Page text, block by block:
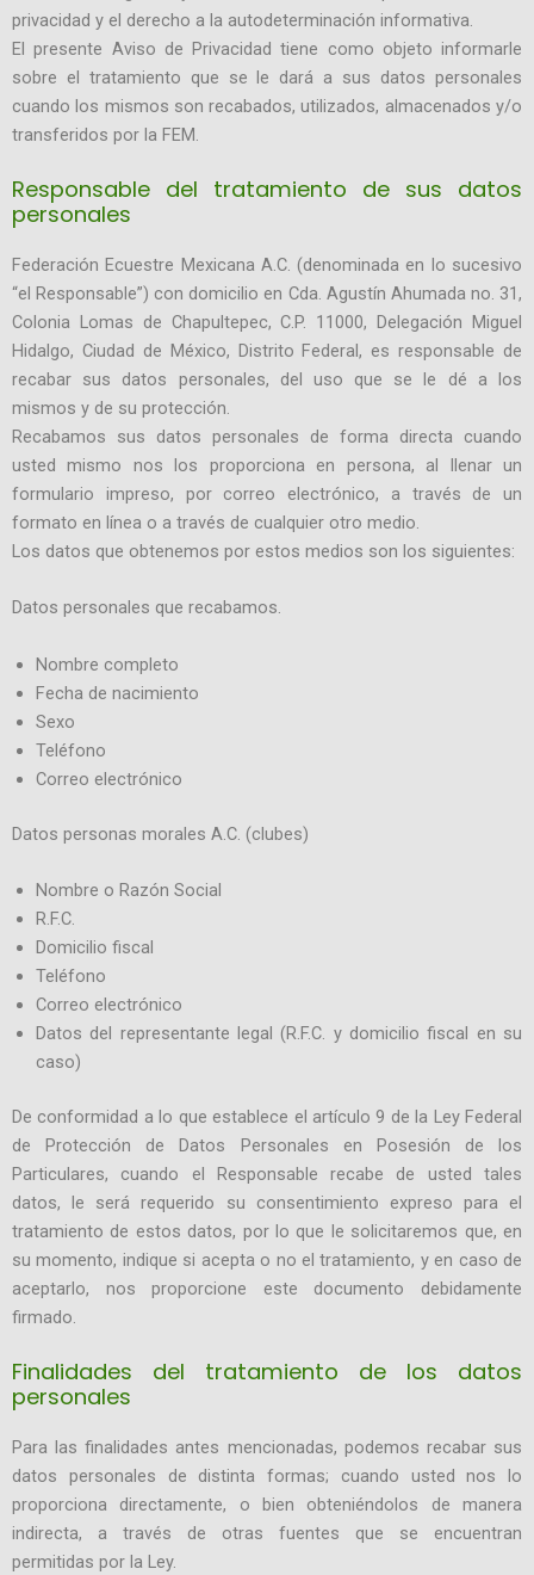
privacidad y el derecho a la autodeterminación informativa.
El presente Aviso de Privacidad tiene como objeto informarle
sobre el tratamiento que se le dará a sus datos personales
cuando los mismos son recabados, utilizados, almacenados y/o
transferidos por la FEM.
Responsable del tratamiento de sus datos
personales
Federación Ecuestre Mexicana A.C. (denominada en lo sucesivo
“el Responsable”) con domicilio en Cda. Agustín Ahumada no. 31,
Colonia Lomas de Chapultepec, C.P. 11000, Delegación Miguel
Hidalgo, Ciudad de México, Distrito Federal, es responsable de
recabar sus datos personales, del uso que se le dé a los
mismos y de su protección.
Recabamos sus datos personales de forma directa cuando
usted mismo nos los proporciona en persona, al llenar un
formulario impreso, por correo electrónico, a través de un
formato en línea o a través de cualquier otro medio.
Los datos que obtenemos por estos medios son los siguientes:
Datos personales que recabamos.
Nombre completo
Fecha de nacimiento
Sexo
Teléfono
Correo electrónico
Datos personas morales A.C. (clubes)
Nombre o Razón Social
R.F.C.
Domicilio fiscal
Teléfono
Correo electrónico
Datos del representante legal (R.F.C. y domicilio fiscal en su
caso)
De conformidad a lo que establece el artículo 9 de la Ley Federal
de Protección de Datos Personales en Posesión de los
Particulares, cuando el Responsable recabe de usted tales
datos, le será requerido su consentimiento expreso para el
tratamiento de estos datos, por lo que le solicitaremos que, en
su momento, indique si acepta o no el tratamiento, y en caso de
aceptarlo, nos proporcione este documento debidamente
firmado.
Finalidades del tratamiento de los datos
personales
Para las finalidades antes mencionadas, podemos recabar sus
datos personales de distinta formas; cuando usted nos lo
proporciona directamente, o bien obteniéndolos de manera
indirecta, a través de otras fuentes que se encuentran
permitidas por la Ley.